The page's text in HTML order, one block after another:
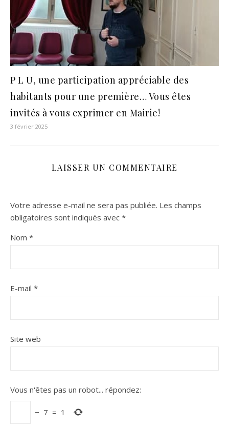
P L U, une participation appréciable des
habitants pour une première… Vous êtes
invités à vous exprimer en Mairie!
3 février 2025
LAISSER UN COMMENTAIRE
Votre adresse e-mail ne sera pas publiée. Les champs
obligatoires sont indiqués avec *
Nom *
E-mail *
Site web
Vous n'êtes pas un robot... répondez:
− 7 = 1